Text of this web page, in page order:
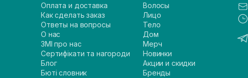
Оплата и доставка
Как сделать заказ
Ответы на вопросы
О нас
ЗМІ про нас
Сертифікати та нагороди
Блог
Бюті словник
Волосы
Лицо
Тело
Дом
Мерч
Новинки
Акции и скидки
Бренды